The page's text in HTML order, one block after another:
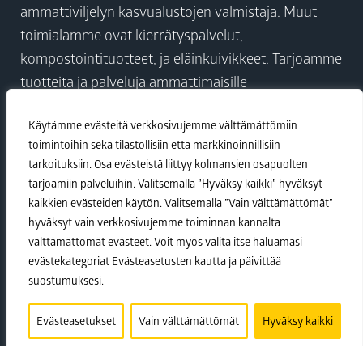
Käytämme evästeitä verkkosivujemme välttämättömiin
toimintoihin sekä tilastollisiin että markkinoinnillisiin
tarkoituksiin. Osa evästeistä liittyy kolmansien osapuolten
tarjoamiin palveluihin. Valitsemalla ”Hyväksy kaikki” hyväksyt
kaikkien evästeiden käytön. Valitsemalla ”Vain välttämättömät”
hyväksyt vain verkkosivujemme toiminnan kannalta
välttämättömät evästeet. Voit myös valita itse haluamasi
evästekategoriat Evästeasetusten kautta ja päivittää
suostumuksesi.
Evästeasetukset Vain välttämättömät Hyväksy kaikki
ammattiviljelyn kasvualustojen valmistaja. Muut
toimialamme ovat kierrätyspalvelut,
kompostointituotteet, ja eläinkuivikkeet. Tarjoamme
tuotteita ja palveluja ammattimaisille
yli 100 maahan ympäri maailmaa. Yhdessä
asiakkaidemme kanssa rakennamme parempaa
tulevaisuutta.
Visit Kekkilä-BVB
Vastuullisuus•
Yritysvastuupolitiikka